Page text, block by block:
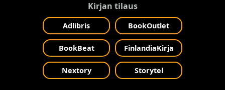
Kirjan tilaus
Adlibris BookOutlet
BookBeat FinlandiaKirja
Nextory Storytel